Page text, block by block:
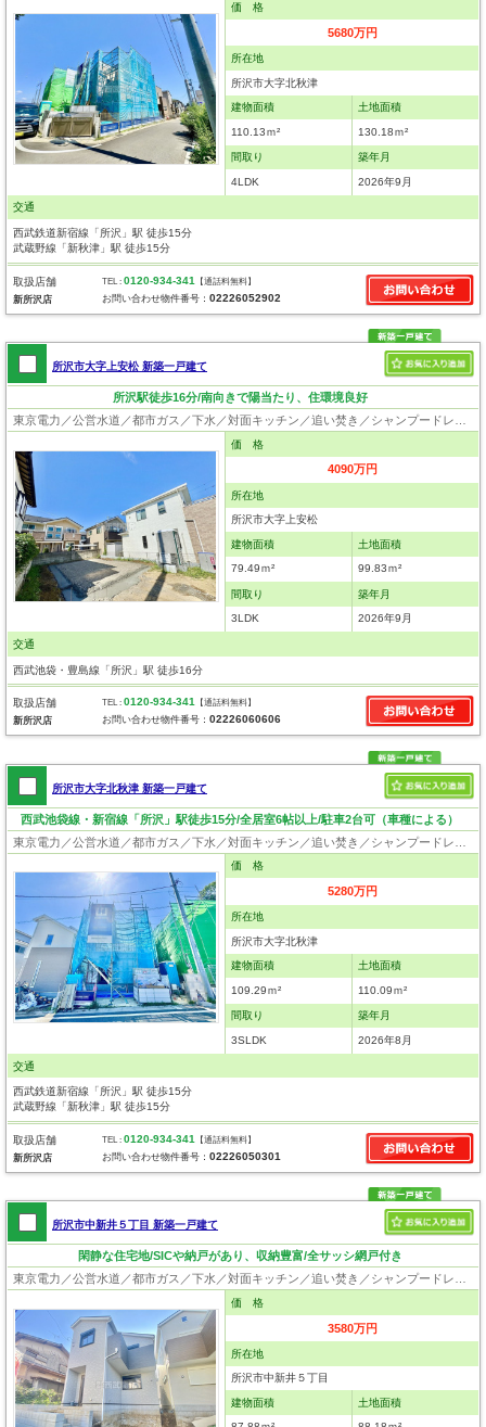
価 格
5680万円
所在地
所沢市大字北秋津
建物面積
110.13ｍ²
土地面積
130.18ｍ²
間取り
4LDK
築年月
2026年9月
交通
西武鉄道新宿線「所沢」駅 徒歩15分
武蔵野線「新秋津」駅 徒歩15分
取扱店舗
新所沢店
TEL :0120-934-341 【通話料無料】
お問い合わせ物件番号：02226052902
所沢市大字上安松 新築一戸建て
所沢駅徒歩16分/南向きで陽当たり、住環境良好
価 格
4090万円
所在地
所沢市大字上安松
建物面積
79.49ｍ²
土地面積
99.83ｍ²
間取り
3LDK
築年月
2026年9月
交通
西武池袋・豊島線「所沢」駅 徒歩16分
取扱店舗
新所沢店
TEL :0120-934-341 【通話料無料】
お問い合わせ物件番号：02226060606
所沢市大字北秋津 新築一戸建て
西武池袋線・新宿線「所沢」駅徒歩15分/全居室6帖以上/駐車2台可（車種による）
価 格
5280万円
所在地
所沢市大字北秋津
建物面積
109.29ｍ²
土地面積
110.09ｍ²
間取り
3SLDK
築年月
2026年8月
交通
西武鉄道新宿線「所沢」駅 徒歩15分
武蔵野線「新秋津」駅 徒歩15分
取扱店舗
新所沢店
TEL :0120-934-341 【通話料無料】
お問い合わせ物件番号：02226050301
所沢市中新井５丁目 新築一戸建て
閑静な住宅地/SICや納戸があり、収納豊富/全サッシ網戸付き
価 格
3580万円
所在地
所沢市中新井５丁目
建物面積 土地面積